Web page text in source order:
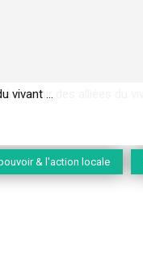
des alliées du vivant
& l'action locale